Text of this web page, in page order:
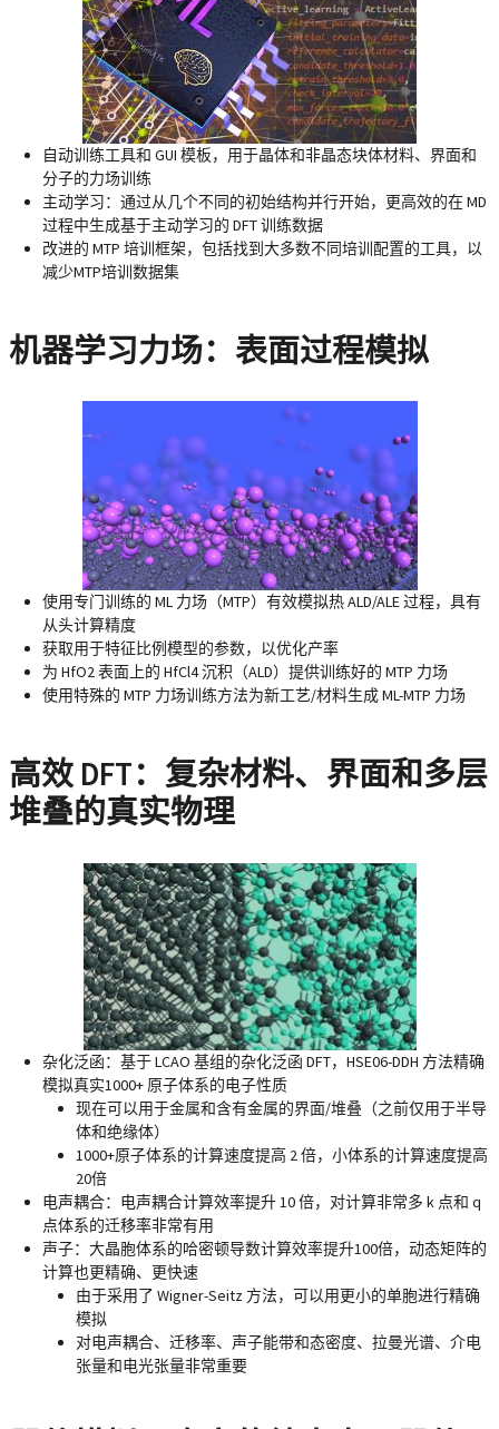
自动训练工具和 GUI 模板，用于晶体和非晶态块体材料、界面和
分子的力场训练
主动学习：通过从几个不同的初始结构并行开始，更高效的在 MD
过程中生成基于主动学习的 DFT 训练数据
改进的 MTP 培训框架，包括找到大多数不同培训配置的工具，以
减少MTP培训数据集
机器学习力场：表面过程模拟
使用专门训练的 ML 力场（MTP）有效模拟热 ALD/ALE 过程，具有
从头计算精度
获取用于特征比例模型的参数，以优化产率
为 HfO2 表面上的 HfCl4 沉积（ALD）提供训练好的 MTP 力场
使用特殊的 MTP 力场训练方法为新工艺/材料生成 ML-MTP 力场
高效 DFT：复杂材料、界面和多层
堆叠的真实物理
杂化泛函：基于 LCAO 基组的杂化泛函 DFT，HSE06-DDH 方法精确
模拟真实1000+ 原子体系的电子性质
现在可以用于金属和含有金属的界面/堆叠（之前仅用于半导
体和绝缘体）
1000+原子体系的计算速度提高 2 倍，小体系的计算速度提高
20倍
电声耦合：电声耦合计算效率提升 10 倍，对计算非常多 k 点和 q
点体系的迁移率非常有用
声子：大晶胞体系的哈密顿导数计算效率提升100倍，动态矩阵的
计算也更精确、更快速
由于采用了 Wigner-Seitz 方法，可以用更小的单胞进行精确
模拟
对电声耦合、迁移率、声子能带和态密度、拉曼光谱、介电
张量和电光张量非常重要